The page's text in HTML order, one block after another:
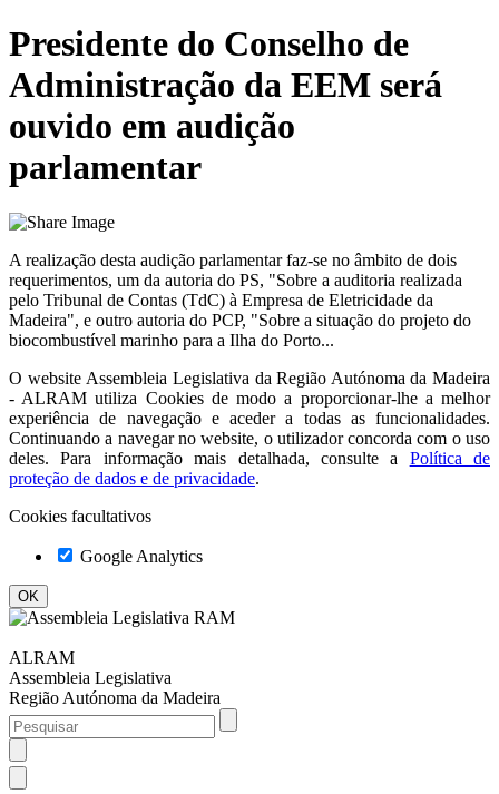
Presidente do Conselho de
Administração da EEM será
ouvido em audição
parlamentar
A realização desta audição parlamentar faz-se no âmbito de dois
requerimentos, um da autoria do PS, "Sobre a auditoria realizada
pelo Tribunal de Contas (TdC) à Empresa de Eletricidade da
Madeira", e outro autoria do PCP, "Sobre a situação do projeto do
biocombustível marinho para a Ilha do Porto...
O website Assembleia Legislativa da Região Autónoma da Madeira
- ALRAM utiliza Cookies de modo a proporcionar-lhe a melhor
experiência de navegação e aceder a todas as funcionalidades.
Continuando a navegar no website, o utilizador concorda com o uso
deles. Para informação mais detalhada, consulte a
Política de
proteção de dados e de privacidade.
Cookies facultativos
Google Analytics
ALRAM
Assembleia Legislativa
Região Autónoma da Madeira